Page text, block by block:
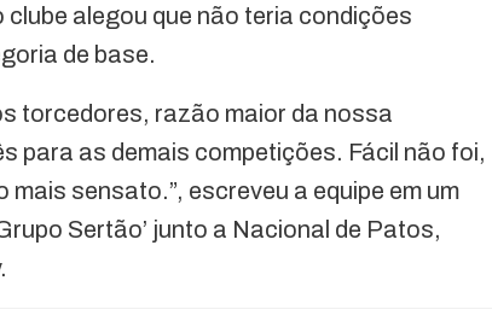
alegou que não teria condições
de base.
torcedores, razão maior da nossa
para as demais competições. Fácil não foi,
sensato.”, escreveu a equipe em um
Sertão’ junto a Nacional de Patos,